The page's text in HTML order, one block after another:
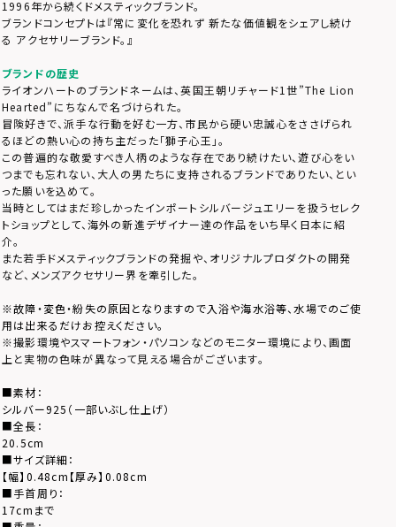
1996年から続くドメスティックブランド。
ブランドコンセプトは『常に変化を恐れず 新たな価値観をシェアし続け
る アクセサリーブランド。』
ブランドの歴史
ライオンハートのブランドネームは、英国王朝リチャード1世”The Lion
Hearted”にちなんで名づけられた。
冒険好きで、派手な行動を好む一方、市民から硬い忠誠心をささげられ
るほどの熱い心の持ち主だった「獅子心王」。
この普遍的な敬愛すべき人柄のような存在であり続けたい、遊び心をい
つまでも忘れない、大人の男たちに支持されるブランドでありたい、とい
った願いを込めて。
当時としてはまだ珍しかったインポートシルバージュエリーを扱うセレク
トショップとして、海外の新進デザイナー達の作品をいち早く日本に紹
介。
また若手ドメスティックブランドの発掘や、オリジナルプロダクトの開発
など、メンズアクセサリー界を牽引した。
※故障・変色・紛失の原因となりますので入浴や海水浴等、水場でのご使
用は出来るだけお控えください。
※撮影環境やスマートフォン・パソコンなどのモニター環境により、画面
上と実物の色味が異なって見える場合がございます。
■素材：
シルバー925（一部いぶし仕上げ）
■全長：
20.5cm
■サイズ詳細：
【幅】0.48cm【厚み】0.08cm
■手首周り：
17cmまで